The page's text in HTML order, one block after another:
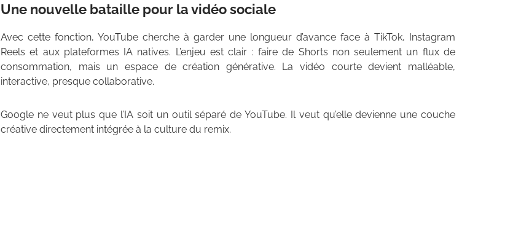
Une nouvelle bataille pour la vidéo sociale
Avec cette fonction, YouTube cherche à garder une longueur d’avance face à TikTok, Instagram
Reels et aux plateformes IA natives. L’enjeu est clair : faire de Shorts non seulement un flux de
consommation, mais un espace de création générative. La vidéo courte devient malléable,
interactive, presque collaborative.
Google ne veut plus que l’IA soit un outil séparé de YouTube. Il veut qu’elle devienne une couche
créative directement intégrée à la culture du remix.